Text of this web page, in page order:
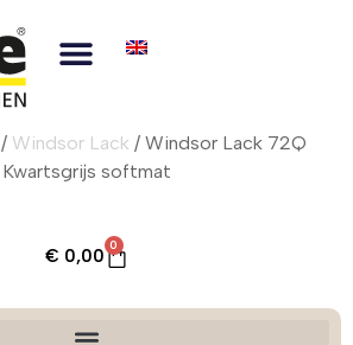
/ Windsor Lack / Windsor Lack 72Q
Kwartsgrijs softmat
€ 0,00
0